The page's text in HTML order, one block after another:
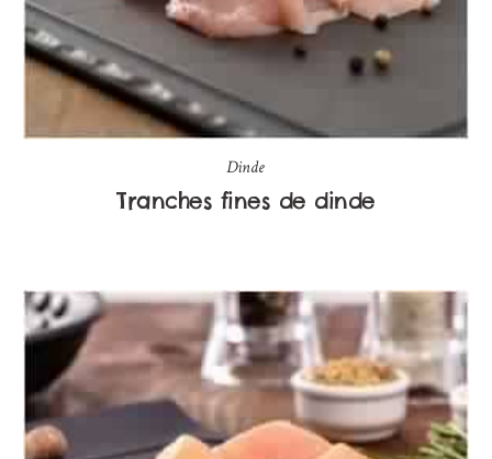
Dinde
Tranches fines de dinde